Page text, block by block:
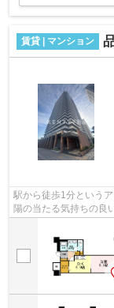
賃貸 | マンション
駅から徒歩1分という
陽の当たる気持ちの良